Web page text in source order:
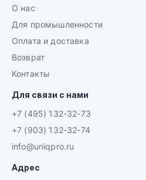
О нас
Для промышленности
Оплата и доставка
Возврат
Контакты
Для связи с нами
+7 (495) 132-32-73
+7 (903) 132-32-74
info@uniqpro.ru
Адрес